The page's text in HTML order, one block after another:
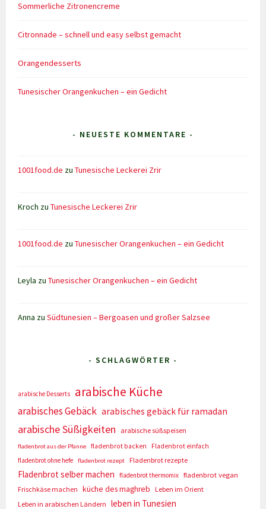
Sommerliche Zitronencreme
Citronnade – schnell und easy selbst gemacht
Orangendesserts
Tunesischer Orangenkuchen – ein Gedicht
- NEUESTE KOMMENTARE -
1001food.de zuTunesische Leckerei Zrir
Kroch zuTunesische Leckerei Zrir
1001food.de zuTunesischer Orangenkuchen – ein Gedicht
Leyla zuTunesischer Orangenkuchen – ein Gedicht
Anna zuSüdtunesien – Bergoasen und großer Salzsee
- SCHLAGWÖRTER -
arabische Desserts arabische Küche
arabisches Gebäck arabisches gebäck für ramadan
arabische Süßigkeiten arabische süßspeisen
fladenbrot aus der Pfanne fladenbrot backen
Fladenbrot einfach
fladenbrot ohne hefe
fladenbrot rezept Fladenbrot rezepte
Fladenbrot selber machen fladenbrot thermomix fladenbrot vegan
Frischkäse machen
küche des maghreb
Leben im Orient
Leben in arabischen Ländern
leben in Tunesien